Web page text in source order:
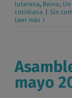
luterana, Reino,
cotidiana
Sin
Leer más
mayo